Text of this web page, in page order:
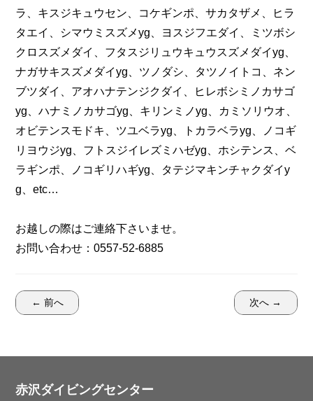
ラ、キスジキュウセン、コケギンポ、サカタザメ、ヒラ
タエイ、シマウミスズメyg、ヨスジフエダイ、ミツボシ
クロスズメダイ、フタスジリュウキュウスズメダイyg、
ナガサキスズメダイyg、ツノダシ、タツノイトコ、ネン
ブツダイ、アオハナテンジクダイ、ヒレボシミノカサゴ
yg、ハナミノカサゴyg、キリンミノyg、カミソリウオ、
オビテンスモドキ、ツユベラyg、トカラベラyg、ノコギ
リヨウジyg、フトスジイレズミハゼyg、ホシテンス、ベ
ラギンポ、ノコギリハギyg、タテジマキンチャクダイy
g、etc…
お越しの際はご連絡下さいませ。
お問い合わせ：0557-52-6885
← 前へ 次へ →
赤沢ダイビングセンター